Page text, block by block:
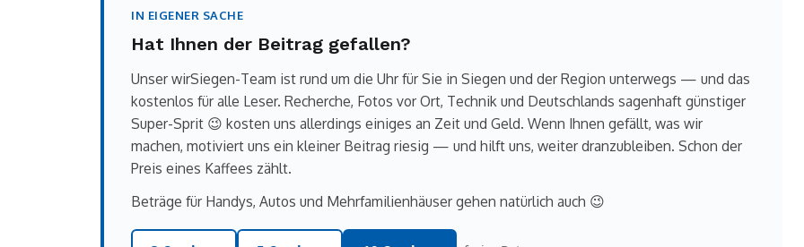
IN EIGENER SACHE
Hat Ihnen der Beitrag gefallen?
Unser wirSiegen-Team ist rund um die Uhr für Sie in Siegen und der Region unterwegs — und das
kostenlos für alle Leser. Recherche, Fotos vor Ort, Technik und Deutschlands sagenhaft günstiger
Super-Sprit 😉 kosten uns allerdings einiges an Zeit und Geld. Wenn Ihnen gefällt, was wir
machen, motiviert uns ein kleiner Beitrag riesig — und hilft uns, weiter dranzubleiben. Schon der
Preis eines Kaffees zählt.
Beträge für Handys, Autos und Mehrfamilienhäuser gehen natürlich auch 😉